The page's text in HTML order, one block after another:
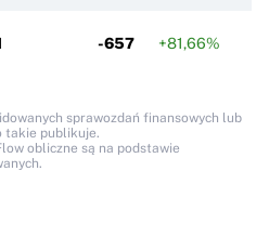
-657 +81,66%
sprawozdań finansowych lub
takie publikuje.
obliczne są na podstawie